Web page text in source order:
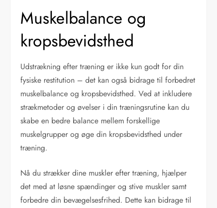
Muskelbalance og
kropsbevidsthed
Udstrækning efter træning er ikke kun godt for din
fysiske restitution – det kan også bidrage til forbedret
muskelbalance og kropsbevidsthed. Ved at inkludere
strækmetoder og øvelser i din træningsrutine kan du
skabe en bedre balance mellem forskellige
muskelgrupper og øge din kropsbevidsthed under
træning.
Nå du strækker dine muskler efter træning, hjælper
det med at løsne spændinger og stive muskler samt
forbedre din bevægelsesfrihed. Dette kan bidrage til